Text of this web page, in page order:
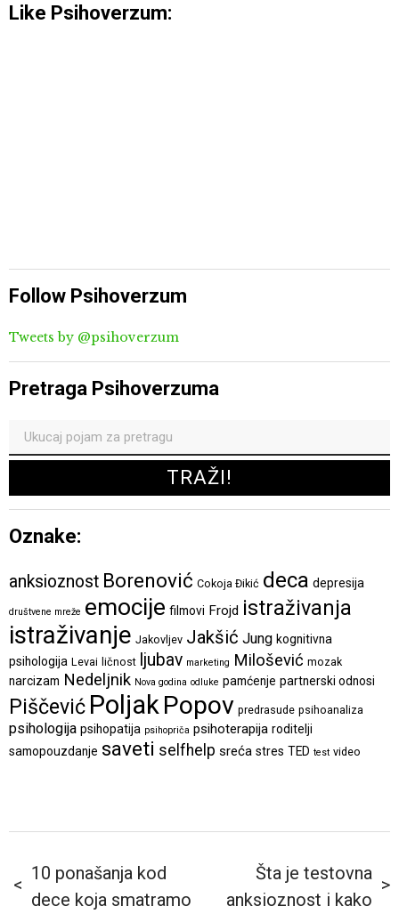
Like Psihoverzum:
Follow Psihoverzum
Tweets by @psihoverzum
Pretraga Psihoverzuma
Oznake:
anksioznost Borenović Cokoja Đikić deca depresija
društvene mreže emocije filmovi Frojd istraživanja
istraživanje Jakovljev Jakšić Jung kognitivna
psihologija Levai ličnost ljubav marketing Milošević mozak
narcizam Nedeljnik Nova godina odluke pamćenje partnerski odnosi
Piščević Poljak Popov predrasude psihoanaliza
psihologija psihopatija psihopriča psihoterapija roditelji
samopouzdanje saveti selfhelp sreća stres TED test video
10 ponašanja kod
dece koja smatramo
Šta je testovna
anksioznost i kako